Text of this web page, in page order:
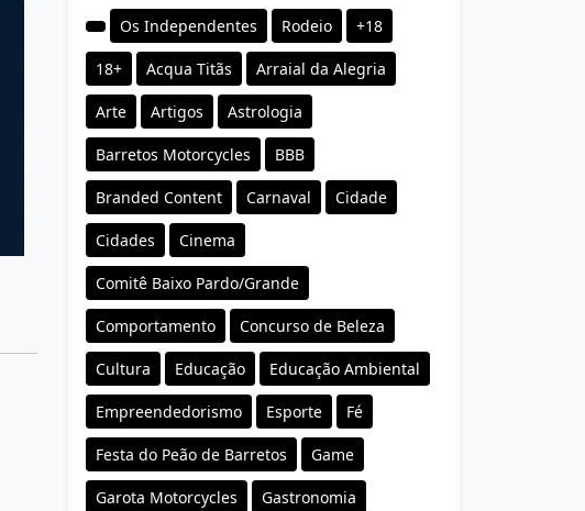
Os Independentes Rodeio +18
18+ Acqua Titãs Arraial da Alegria
Arte Artigos Astrologia
Barretos Motorcycles BBB
Branded Content Carnaval Cidade
Cidades Cinema
Comitê Baixo Pardo/Grande
Comportamento Concurso de Beleza
Cultura Educação Educação Ambiental
Empreendedorismo Esporte Fé
Festa do Peão de Barretos Game
Garota Motorcycles Gastronomia